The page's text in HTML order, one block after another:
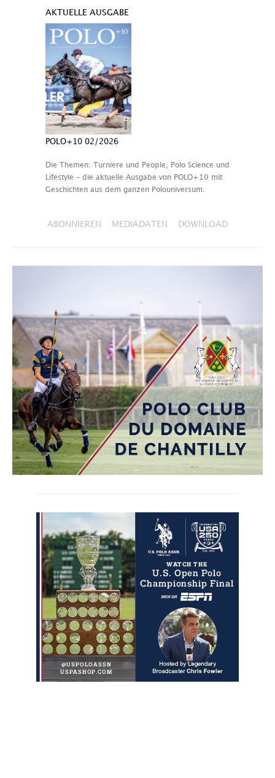
AKTUELLE AUSGABE
POLO+10 02/2026
Die Themen: Turniere und People, Polo Science und
Lifestyle – die aktuelle Ausgabe von POLO+10 mit
Geschichten aus dem ganzen Polouniversum.
ABONNIEREN MEDIADATEN DOWNLOAD